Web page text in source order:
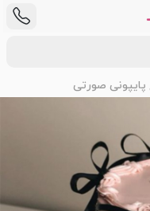
صورتی